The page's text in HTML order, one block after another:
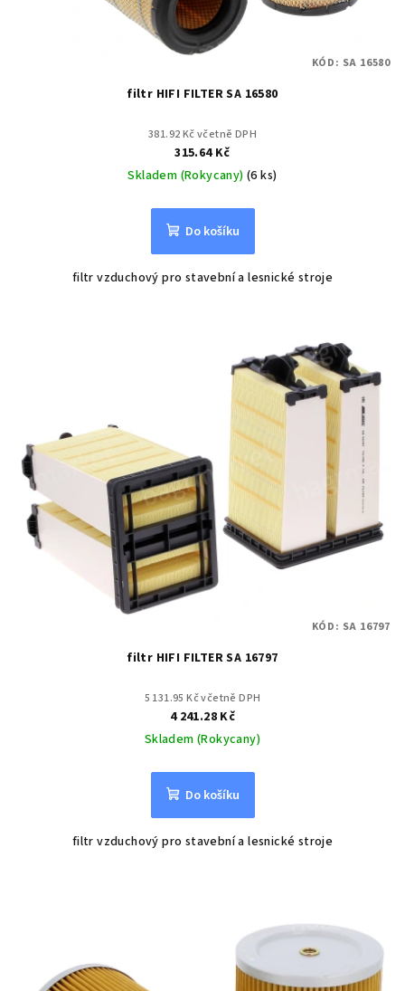
filtr HIFI FILTER SA 16580
381.92 Kč včetně DPH
315.64 Kč
Skladem (Rokycany)(6 ks)
Do košíku
filtr vzduchový pro stavební a lesnické stroje
KÓD: SA 16580
filtr HIFI FILTER SA 16797
5 131.95 Kč včetně DPH
4 241.28 Kč
Skladem (Rokycany)
Do košíku
filtr vzduchový pro stavební a lesnické stroje
KÓD: SA 16797